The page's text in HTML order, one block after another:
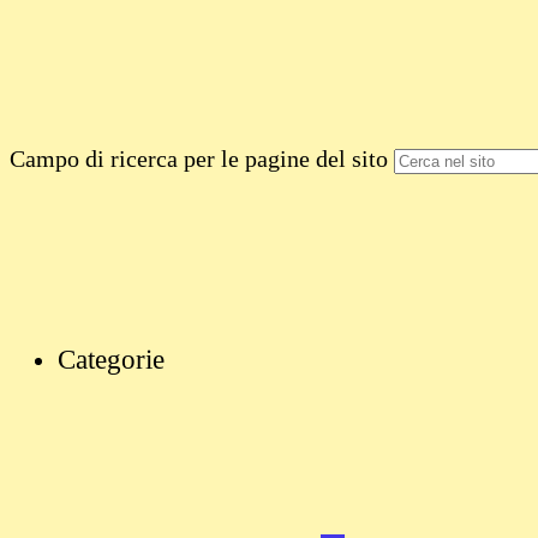
Campo di ricerca per le pagine del sito
Categorie